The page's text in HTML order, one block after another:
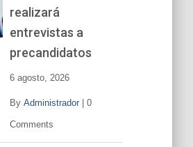
realizará
entrevistas a
precandidatos
6 agosto, 2026
By Administrador| 0
Comments